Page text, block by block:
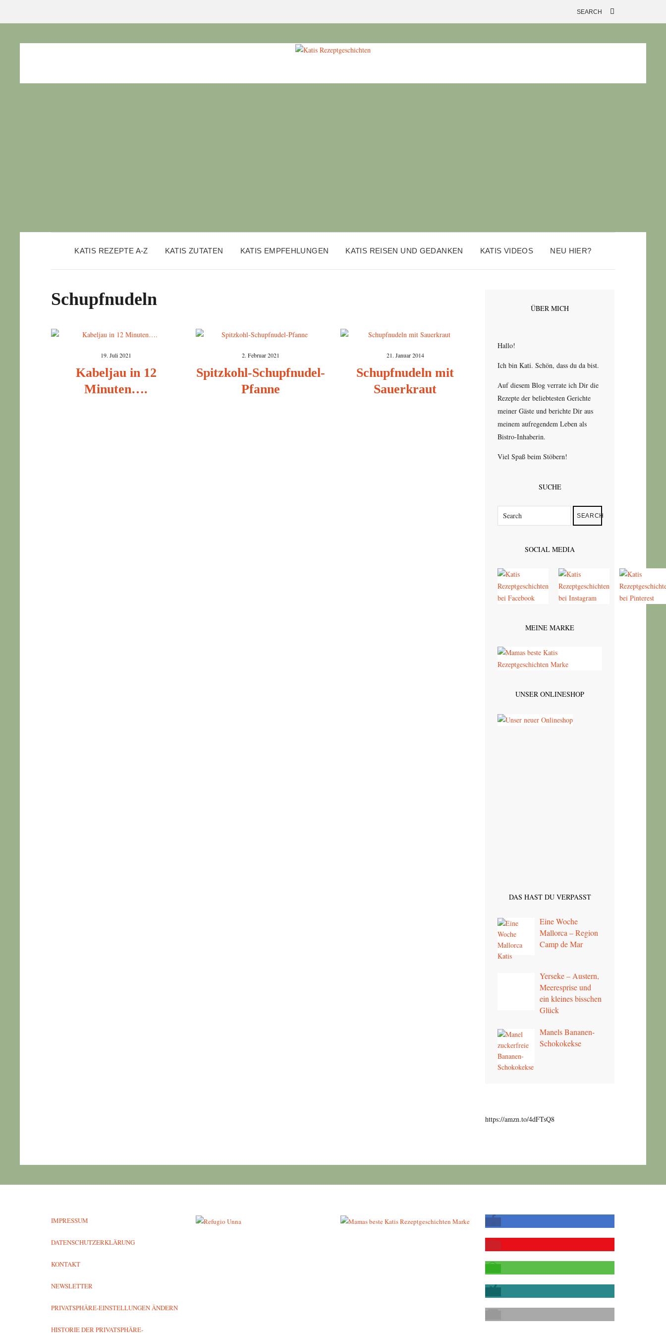
KATIS REZEPTE A-Z KATIS ZUTATEN KATIS EMPFEHLUNGEN KATIS REISEN UND GEDANKEN KATIS VIDEOS NEU HIER?
Schupfnudeln
19. Juli 2021
Kabeljau in 12
Minuten….
2. Februar 2021
Spitzkohl-Schupfnudel-
Pfanne
21. Januar 2014
Schupfnudeln mit
Sauerkraut
ÜBER MICH
Hallo!
Ich bin Kati. Schön, dass du da bist.
Auf diesem Blog verrate ich Dir die
Rezepte der beliebtesten Gerichte
meiner Gäste und berichte Dir aus
meinem aufregendem Leben als
Bistro-Inhaberin.
Viel Spaß beim Stöbern!
SUCHE
SEARCH
SOCIAL MEDIA
MEINE MARKE
UNSER ONLINESHOP
DAS HAST DU VERPASST
Eine Woche
Mallorca – Region
Camp de Mar
Yerseke – Austern,
Meeresprise und
ein kleines bisschen
Glück
Manels Bananen-
Schokokekse
https://amzn.to/4dFTsQ8
IMPRESSUM
DATENSCHUTZERKLÄRUNG
KONTAKT
NEWSLETTER
PRIVATSPHÄRE-EINSTELLUNGEN ÄNDERN
HISTORIE DER PRIVATSPHÄRE-